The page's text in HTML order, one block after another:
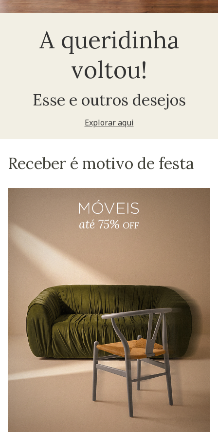
A queridinha
voltou!
Esse e outros desejos
Explorar aqui
Receber é motivo de festa